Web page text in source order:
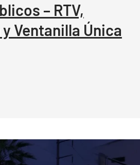
– RTV,
Ventanilla Única